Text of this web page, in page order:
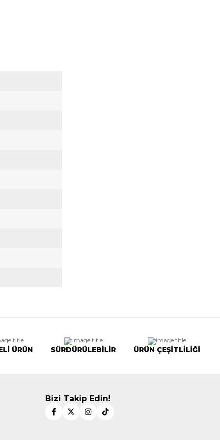
ÜRÜN SÜRDÜRÜLEBİLİR ÜRÜN ÇEŞİTLİLİĞİ
Bizi Takip Edin!